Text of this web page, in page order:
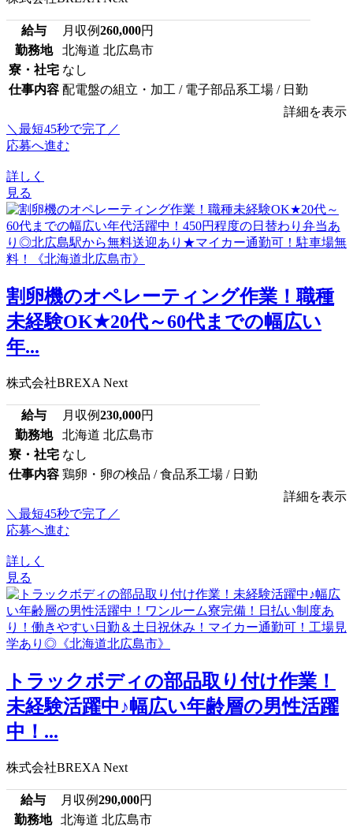
給与 月収例260,000円
勤務地
北海道 北広島市
寮・社宅 なし
仕事内容 配電盤の組立・加工 / 電子部品系工場 / 日勤
詳細を表示
＼最短45秒で完了／
応募へ進む
詳しく
見る
割卵機のオペレーティング作業！職種
未経験OK★20代～60代までの幅広い
年...
株式会社BREXA Next
給与 月収例230,000円
勤務地
北海道 北広島市
寮・社宅 なし
仕事内容 鶏卵・卵の検品 / 食品系工場 / 日勤
詳細を表示
＼最短45秒で完了／
応募へ進む
詳しく
見る
トラックボディの部品取り付け作業！
未経験活躍中♪幅広い年齢層の男性活躍
中！...
株式会社BREXA Next
給与 月収例290,000円
勤務地
北海道 北広島市